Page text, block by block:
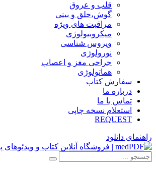
قلب و عروق
گوش،حلق و بینی
مراقبت های ویژه
میکروبیولوژی
ویروس شناسی
نورولوژی
جراحی مغز و اعصاب
هماتولوژی
سفارش کتاب
درباره ما
تماس با ما
استعلام نسخه چاپی
REQUEST
راهنمای دانلود